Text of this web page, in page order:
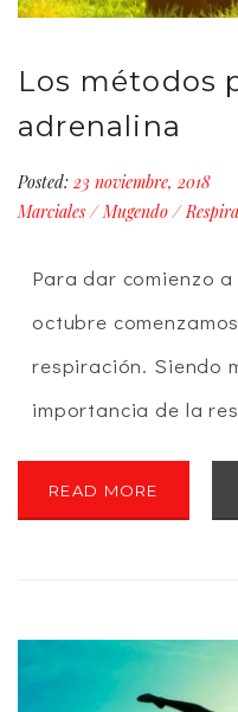
Los métodos
adrenalina
Posted: 23 noviembre, 2018
Marciales / Mugendo /
Para dar comienzo
octubre
respiración. Siendo
importancia de la
READ MORE